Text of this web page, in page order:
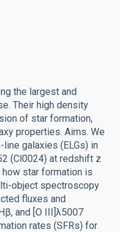
the largest and
Their high density
of star formation,
properties. Aims. We
galaxies (ELGs) in
(Cl0024) at redshift z
star formation is
object spectroscopy
fluxes and
and [O III]λ5007
rates (SFRs) for